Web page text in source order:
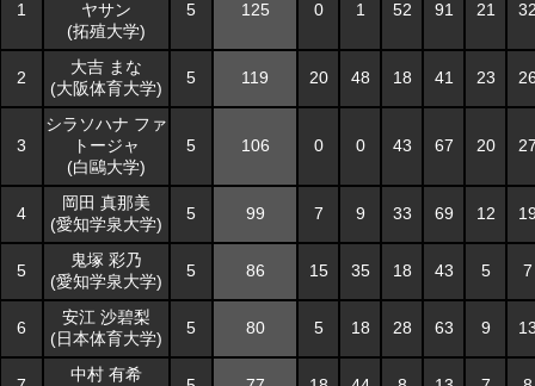
1
ヤサン
(拓殖大学)
5
2
大吉 まな
(大阪体育大学)
5
3
シラソハナ ファ
トージャ
(白鷗大学)
5
4
岡田 真那美
(愛知学泉大学)
5
5
鬼塚 彩乃
(愛知学泉大学)
5
6
安江 沙碧梨
(日本体育大学)
5
中村 有希
1
ヤサン
(拓殖大学)
5 125 0 1 52 91 21
2
大吉 まな
(大阪体育大学)
5 119 20 48 18 41 23
3
シラソハナ ファ
トージャ
(白鷗大学)
5 106 0 0 43 67 20
4
岡田 真那美
(愛知学泉大学)
5 99 7 9 33 69 12
5
鬼塚 彩乃
(愛知学泉大学)
5 86 15 35 18 43 5 7
6
安江 沙碧梨
(日本体育大学)
5 80 5 18 28 63 9
中村 有希